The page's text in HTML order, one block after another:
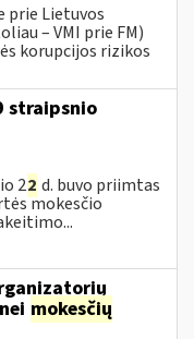
prie Lietuvos
– VMI prie FM)
korupcijos rizikos
straipsnio
22 d. buvo priimtas
mokesčio
mokesčių